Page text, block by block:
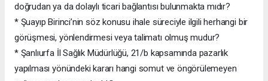
doğrudan ya da dolaylı ticari bağlantısı bulunmakta mıdır?
* Şuayıp Birinci’nin söz konusu ihale süreciyle ilgili herhangi bir
görüşmesi, yönlendirmesi veya talimatı olmuş mudur?
* Şanlıurfa İl Sağlık Müdürlüğü, 21/b kapsamında pazarlık
yapılması yönündeki kararı hangi somut ve öngörülemeyen